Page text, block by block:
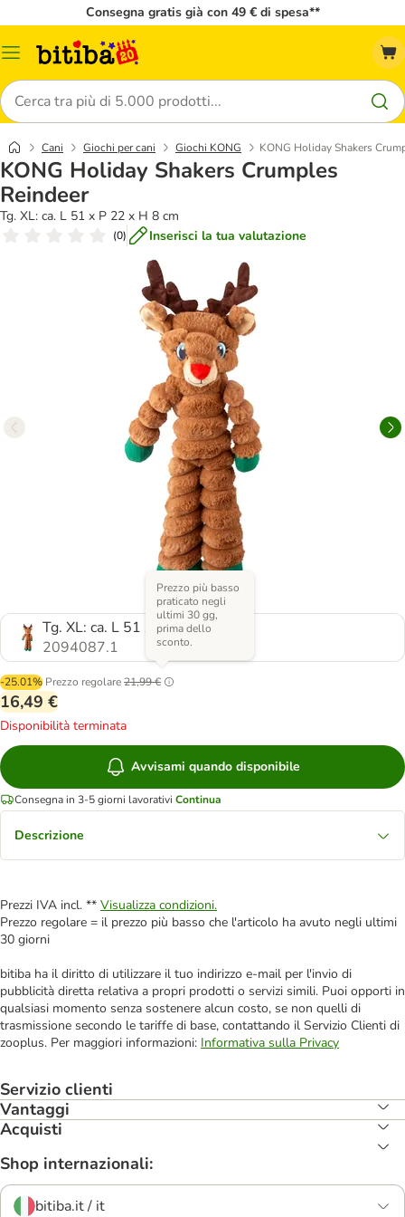
Consegna gratis già con 49 € di spesa**
Overview
Cerca
Cani Giochi per cani Giochi KONG KONG Holiday Shakers
KONG Holiday Shakers Crumples
Reindeer
Tg. XL: ca. L 51 x P 22 x H 8 cm
(0) Inserisci la tua valutazione
Tg. XL: ca. L 51 x P 22 x H 8 cm
2094087.1
-25.01% Prezzo regolare21,99 €
Prezzo più basso
praticato negli
ultimi 30 gg,
prima dello
sconto.
16,49 €
Disponibilità terminata
Avvisami quando disponibile
Consegna in 3-5 giorni lavorativi Continua
Descrizione
Prezzi IVA incl. ** Visualizza condizioni.
Prezzo regolare = il prezzo più basso che l'articolo ha avuto negli ultimi
30 giorni
bitiba ha il diritto di utilizzare il tuo indirizzo e-mail per l'invio di
pubblicità diretta relativa a propri prodotti o servizi simili. Puoi opporti in
qualsiasi momento senza sostenere alcun costo, se non quelli di
trasmissione secondo le tariffe di base, contattando il Servizio Clienti di
zooplus. Per maggiori informazioni: Informativa sulla Privacy
Servizio clienti
Vantaggi
Acquisti
Shop internazionali:
bitiba.it / it